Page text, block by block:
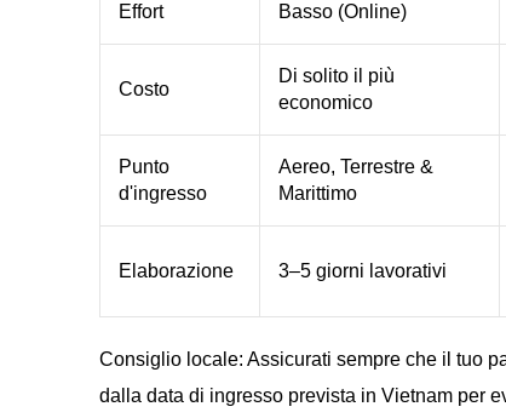
Effort Basso (Online)
Costo
Di solito il più
economico
Punto
d'ingresso
Aereo, Terrestre &
Marittimo
Elaborazione 3–5 giorni lavorativi
Consiglio locale: Assicurati sempre che il tuo
dalla data di ingresso prevista in Vietnam per